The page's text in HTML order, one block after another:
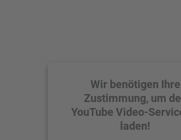
Wir benötigen Ihre
Zustimmung, um
YouTube Video-
laden!